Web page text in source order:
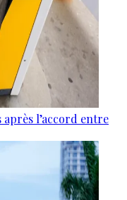
l’accord entre